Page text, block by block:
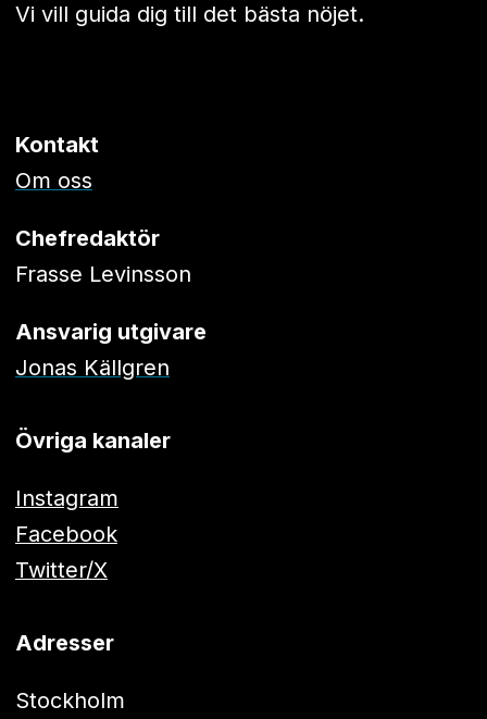
Vi vill guida dig till det bästa nöjet.
Kontakt
Om oss
Chefredaktör
Frasse Levinsson
Ansvarig utgivare
Jonas Källgren
Övriga kanaler
Instagram
Facebook
Twitter/X
Adresser
Stockholm